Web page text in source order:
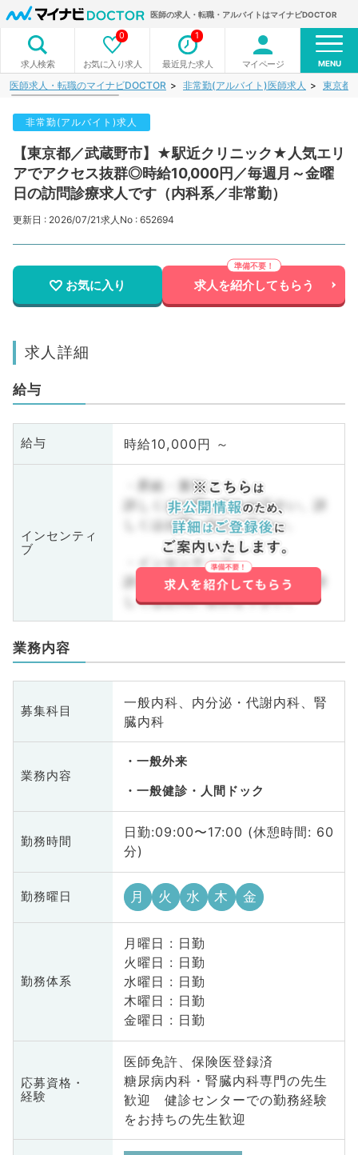
医師の求人・転職・アルバイトはマイナビDOCTOR
求人検索 お気に入り求人
0
最近見た求人
1
マイページ MENU
医師求人・転職のマイナビDOCTOR 非常勤(アルバイト)医師求人 東京都
非常勤(アルバイト)求人
【東京都／武蔵野市】★駅近クリニック★人気エリ
アでアクセス抜群◎時給10,000円／毎週月～金曜
日の訪問診療求人です（内科系／非常勤）
更新日 : 2026/07/21求人No : 652694
お気に入り 求人を紹介してもらう
求人詳細
給与
給与 時給10,000円 ～
インセンティ
ブ
・昇給・賞与
詳しくはお問い合わせ下さい。詳
しくはお問い合わせ下さい。
・インセンティブ
詳しくはお問い合わせ下さい。詳
しくはお問い合わせ下さい。
業務内容
募集科目
一般内科、内分泌・代謝内科、腎
臓内科
業務内容
一般外来
一般健診・人間ドック
勤務時間
日勤:09:00〜17:00 (休憩時間: 60
分)
勤務曜日 月 火 水 木 金
勤務体系
月曜日 : 日勤
火曜日 : 日勤
水曜日 : 日勤
木曜日 : 日勤
金曜日 : 日勤
応募資格・
経験
医師免許、保険医登録済
糖尿病内科・腎臓内科専門の先生
歓迎 健診センターでの勤務経験
をお持ちの先生歓迎